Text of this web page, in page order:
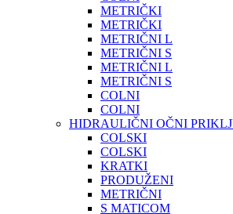
METRIČKI
METRIČKI
METRIČNI L
METRIČNI S
METRIČNI L
METRIČNI S
COLNI
COLNI
HIDRAULIČNI OČNI
COLSKI
COLSKI
KRATKI
PRODUŽENI
METRIČNI
S MATICOM